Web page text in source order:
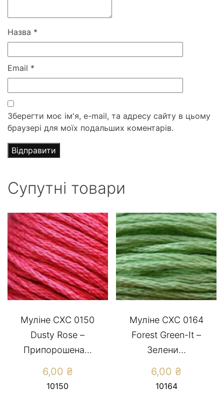
Назва *
Email *
Зберегти моє ім'я, e-mail, та адресу сайту в цьому
браузері для моїх подальших коментарів.
Супутні товари
Муліне CXC 0150
Dusty Rose –
Припорошена...
6,00 ₴
10150
Муліне СХС 0164
Forest Green-It –
Зелени...
6,00 ₴
10164